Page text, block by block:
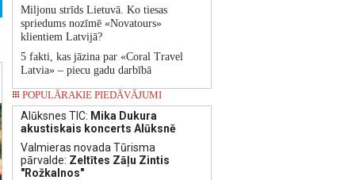
Miljonu strīds Lietuvā. Ko tiesas
spriedums nozīmē «Novatours»
klientiem Latvijā?
5 fakti, kas jāzina par «Coral Travel
Latvia» – piecu gadu darbībā
POPULĀRAKIE PIEDĀVĀJUMI
Alūksnes TIC: Mika Dukura
akustiskais koncerts Alūksnē
Valmieras novada Tūrisma
pārvalde: Zeltītes Zāļu Zintis
"Rožkalnos"